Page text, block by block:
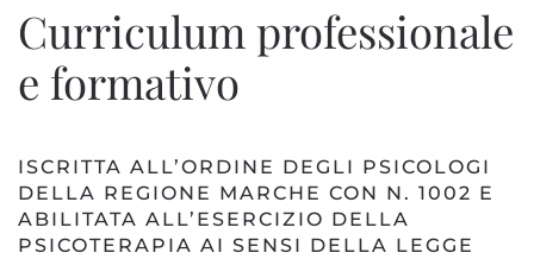
Curriculum professionale
e formativo
ISCRITTA ALL’ORDINE DEGLI PSICOLOGI
DELLA REGIONE MARCHE CON N. 1002 E
ABILITATA ALL’ESERCIZIO DELLA
PSICOTERAPIA AI SENSI DELLA LEGGE